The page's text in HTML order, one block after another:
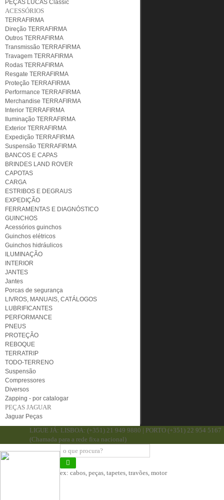
PEÇAS LUCAS Classic
ACESSÓRIOS
TERRAFIRMA
Direção TERRAFIRMA
Outros TERRAFIRMA
Transmissão TERRAFIRMA
Travagem TERRAFIRMA
Rodas TERRAFIRMA
Resgate TERRAFIRMA
Proteção TERRAFIRMA
Performance TERRAFIRMA
Merchandise TERRAFIRMA
Interior TERRAFIRMA
Iluminação TERRAFIRMA
Exterior TERRAFIRMA
Expedição TERRAFIRMA
Suspensão TERRAFIRMA
BANCOS E CAPAS
BRINDES LAND ROVER
CAPOTAS
CARGA
ESTRIBOS E DEGRAUS
EXPEDIÇÃO
FERRAMENTAS E DIAGNÓSTICO
GUINCHOS
Acessórios guinchos
Guinchos elétricos
Guinchos hidráulicos
ILUMINAÇÃO
INTERIOR
JANTES
Jantes
Porcas de segurança
LIVROS, MANUAIS, CATÁLOGOS
LUBRIFICANTES
PERFORMANCE
PNEUS
PROTEÇÃO
REBOQUE
TERRATRIP
TODO-TERRENO
Suspensão
Compressores
Diversos
Zapping - por catalogar
PEÇAS JAGUAR
Jaguar Peças
LIGUE JÁ: LISBOA: (+351) 21 949 9880 | PORTO (+351) 22 954 5167
(Chamada para a rede fixa nacional)
ex: cabos, peças, tapetes, travões, motor